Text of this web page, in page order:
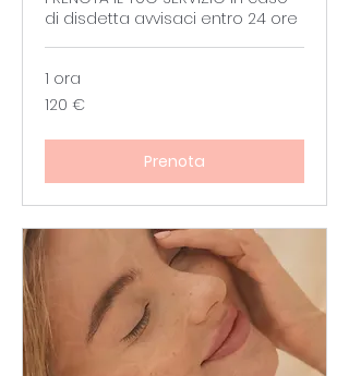
di disdetta avvisaci entro 24 ore
1 ora
120
euro
120 €
Prenota